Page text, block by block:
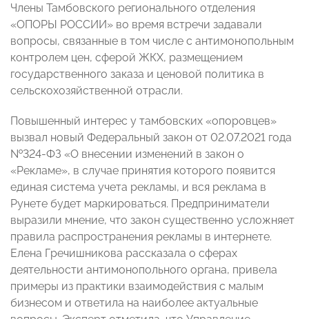
Члены Тамбовского регионального отделения
«ОПОРЫ РОССИИ» во время встречи задавали
вопросы, связанные в том числе с антимонопольным
контролем цен, сферой ЖКХ, размещением
государственного заказа и ценовой политика в
сельскохозяйственной отрасли.
Повышенный интерес у тамбовских «опоровцев»
вызвал новый Федеральный закон от 02.07.2021 года
№324-ФЗ «О внесении изменений в закон о
«Рекламе», в случае принятия которого появится
единая система учета рекламы, и вся реклама в
Рунете будет маркироваться. Предприниматели
выразили мнение, что закон существенно усложняет
правила распространения рекламы в интернете.
Елена Гречишникова рассказала о сферах
деятельности антимонопольного органа, привела
примеры из практики взаимодействия с малым
бизнесом и ответила на наиболее актуальные